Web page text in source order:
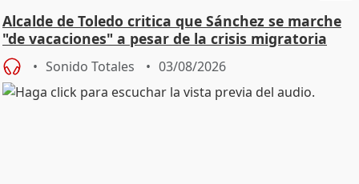
Alcalde de Toledo critica que Sánchez se marche
"de vacaciones" a pesar de la crisis migratoria
Sonido Totales 03/08/2026